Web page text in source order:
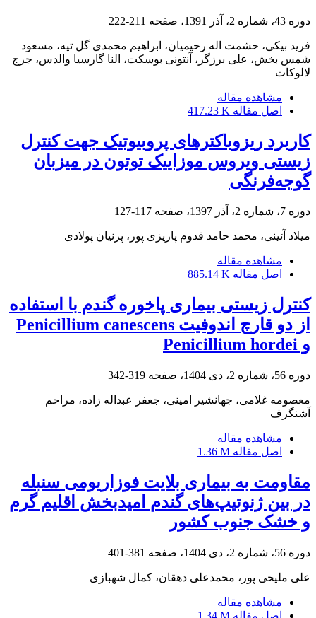
دوره 43، شماره 2، آذر 1391، صفحه 211-222
فرید بیکی، حشمت اله رحیمیان، ابراهیم محمدی گل تپه، مسعود
شمس بخش، علی برزگر، آنتونی بوسکت، النا گارسیا والدس، جرج
لالوکات
مشاهده مقاله
اصل مقاله 417.23 K
کاربرد ریزوباکترهای پروبیوتیک جهت کنترل
زیستی ویروس موزاییک توتون در میزبان
گوجه‌فرنگی
دوره 7، شماره 2، آذر 1397، صفحه 117-127
میلاد آئینی، محمد حامد قدوم پاریزی پور، پرنیان پولادی
مشاهده مقاله
اصل مقاله 885.14 K
کنترل زیستی بیماری پاخوره گندم با استفاده
از دو قارچ اندوفیت Penicillium canescens
و Penicillium hordei
دوره 56، شماره 2، دی 1404، صفحه 319-342
معصومه غلامی، جهانشیر امینی، جعفر عبداله زاده، مراحم
آشنگرف
مشاهده مقاله
اصل مقاله 1.36 M
مقاومت به بیماری بلایت فوزاریومی سنبله
در بین ژنوتیپ‌های گندم امیدبخش اقلیم گرم
و خشک جنوب کشور
دوره 56، شماره 2، دی 1404، صفحه 381-401
علی ملیحی پور، محمدعلی دهقان، کمال شهبازی
مشاهده مقاله
اصل مقاله 1.34 M